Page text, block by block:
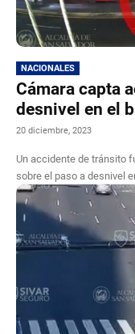
NACIONALES
Cámara capta
desnivel en el
20 diciembre, 2023
Un accidente de tránsito
sobre el paso a desnivel